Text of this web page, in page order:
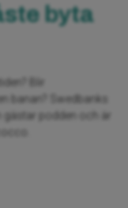
byta
Blir
banan? Swedbanks
gästar podden och är